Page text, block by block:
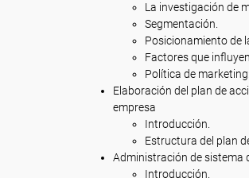
La investigación de
Segmentación.
Posicionamiento de
Factores que
Política de
Elaboración del plan de
empresa
Introducción.
Estructura del plan
Administración de sistema
Introducción.